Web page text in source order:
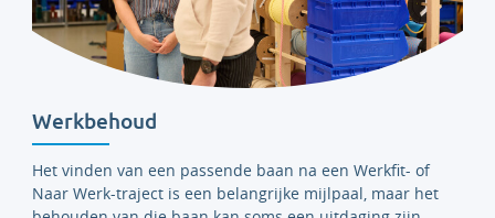
Werkbehoud
Het vinden van een passende baan na een Werkfit- of
Naar Werk-traject is een belangrijke mijlpaal, maar het